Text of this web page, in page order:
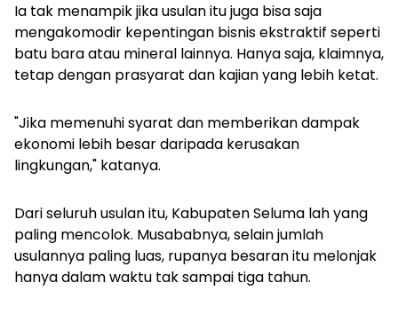
Ia tak menampik jika usulan itu juga bisa saja
mengakomodir kepentingan bisnis ekstraktif seperti
batu bara atau mineral lainnya. Hanya saja, klaimnya,
tetap dengan prasyarat dan kajian yang lebih ketat.
"Jika memenuhi syarat dan memberikan dampak
ekonomi lebih besar daripada kerusakan
lingkungan," katanya.
Dari seluruh usulan itu, Kabupaten Seluma lah yang
paling mencolok. Musababnya, selain jumlah
usulannya paling luas, rupanya besaran itu melonjak
hanya dalam waktu tak sampai tiga tahun.